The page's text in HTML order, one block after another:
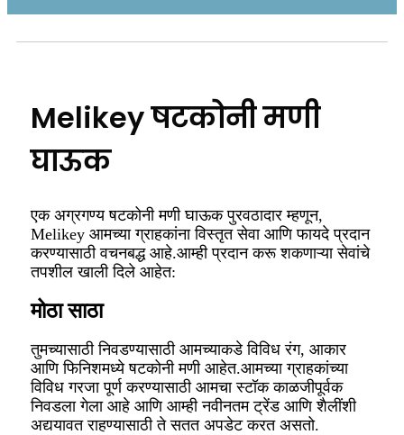
Melikey षटकोनी मणी
घाऊक
एक अग्रगण्य षटकोनी मणी घाऊक पुरवठादार म्हणून,
Melikey आमच्या ग्राहकांना विस्तृत सेवा आणि फायदे प्रदान
करण्यासाठी वचनबद्ध आहे.आम्ही प्रदान करू शकणाऱ्या सेवांचे
तपशील खाली दिले आहेत:
मोठा साठा
तुमच्यासाठी निवडण्यासाठी आमच्याकडे विविध रंग, आकार
आणि फिनिशमध्ये षटकोनी मणी आहेत.आमच्या ग्राहकांच्या
विविध गरजा पूर्ण करण्यासाठी आमचा स्टॉक काळजीपूर्वक
निवडला गेला आहे आणि आम्ही नवीनतम ट्रेंड आणि शैलींशी
अद्ययावत राहण्यासाठी ते सतत अपडेट करत असतो.